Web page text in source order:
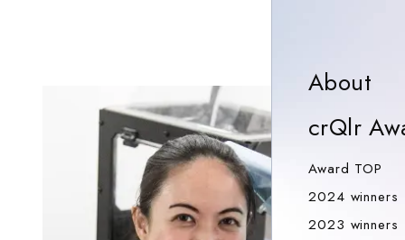
About
crQlr
Award TOP
2024 winners
2023 winners